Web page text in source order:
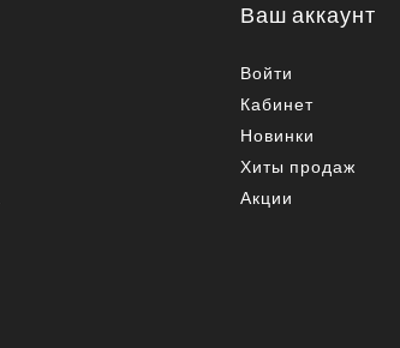
Ваш аккаунт
Войти
Кабинет
Новинки
Хиты продаж
Акции